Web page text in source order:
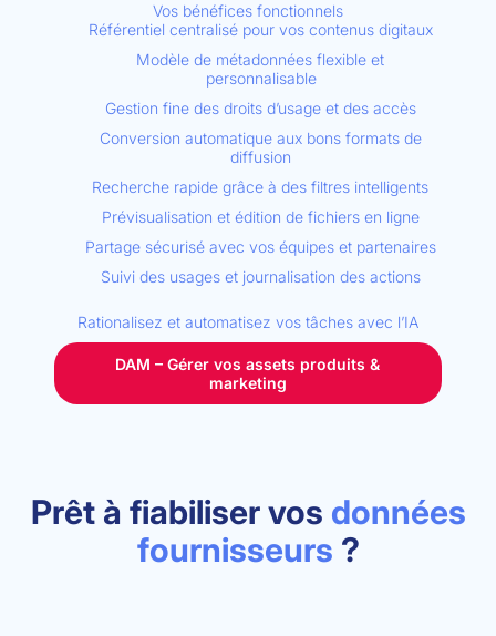
Vos bénéfices fonctionnels
Référentiel centralisé pour vos contenus digitaux
Modèle de métadonnées flexible et
personnalisable
Gestion fine des droits d’usage et des accès
Conversion automatique aux bons formats de
diffusion
Recherche rapide grâce à des filtres intelligents
Prévisualisation et édition de fichiers en ligne
Partage sécurisé avec vos équipes et partenaires
Suivi des usages et journalisation des actions
Rationalisez et automatisez vos tâches avec l’IA
DAM – Gérer vos assets produits &
marketing
Prêt à fiabiliser vos données
fournisseurs ?